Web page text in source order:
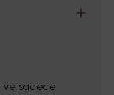
ve sadece